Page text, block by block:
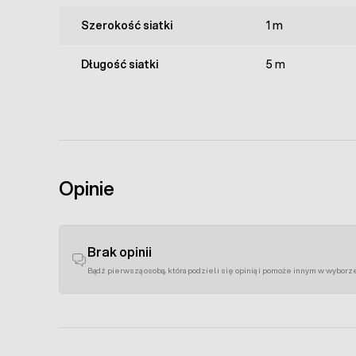
Szerokość siatki 1 m
Długość siatki 5 m
Opinie
Brak opinii
Bądź pierwszą osobą, która podzieli się opinią i pomoże innym w